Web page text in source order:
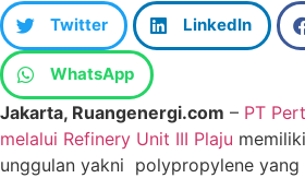
Twitter LinkedIn
WhatsApp
Jakarta, Ruangenergi.com – PT
melalui Refinery Unit III Plaju
unggulan yakni polypropylene yang